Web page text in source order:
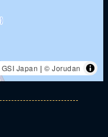
GSI Japan |© Jorudan